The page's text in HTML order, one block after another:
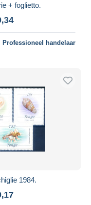
+ foglietto.
Professioneel handelaar
1984.